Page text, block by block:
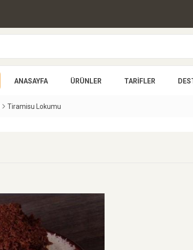
ANASAYFA ÜRÜNLER TARIFLER
Tiramisu Lokumu